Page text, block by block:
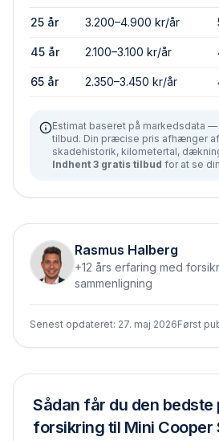
25 år 3.200–4.900 kr/år
45 år 2.100–3.100 kr/år
65 år 2.350–3.450 kr/år
Estimat baseret på markedsdata
tilbud. Din præcise pris afhænger
skadehistorik, kilometertal,
Indhent 3 gratis tilbud for at se
Rasmus Halberg
+12 års erfaring med
sammenligning
Senest opdateret: 27. maj 2026Først
Sådan får du den bedste
forsikring til Mini Cooper